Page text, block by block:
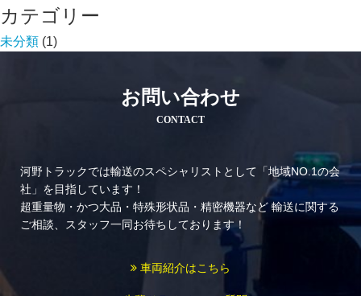
カテゴリー
未分類 (1)
お問い合わせ
CONTACT
河野トラックでは輸送のスペシャリストとして「地域NO.1の会
社」を目指しています！
超重量物・かつ大品・特殊形状品・精密機器など 輸送に関する
ご相談、スタッフ一同お待ちしております！
車両紹介はこちら